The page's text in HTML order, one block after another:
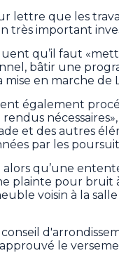
lettre que les
très important
qu’il faut
bâtir une
mise en marche de
également
et des autres
par les
alors qu’une
plainte pour bruit
voisin à la
le